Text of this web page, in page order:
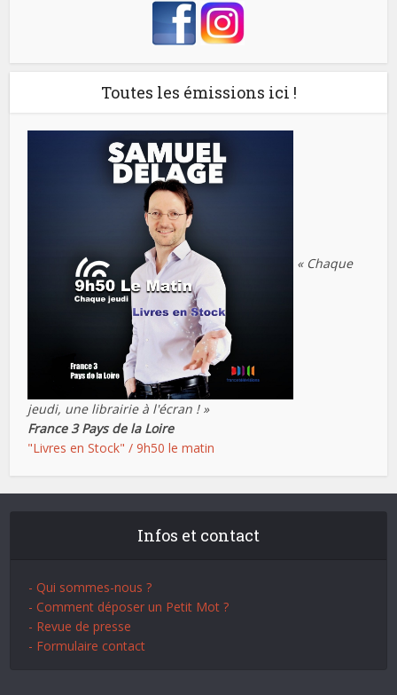
Toutes les émissions ici !
« Chaque
jeudi, une librairie à l'écran ! »
France 3 Pays de la Loire
"Livres en Stock" / 9h50 le matin
Infos et contact
- Qui sommes-nous ?
- Comment déposer un Petit Mot ?
- Revue de presse
- Formulaire contact